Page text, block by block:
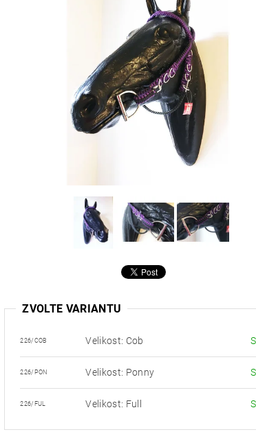
ZVOLTE VARIANTU
226/COB Velikost: Cob
226/PON Velikost: Ponny
226/FUL Velikost: Full